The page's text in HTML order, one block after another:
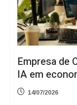
Empresa de
IA em
14/07/2026